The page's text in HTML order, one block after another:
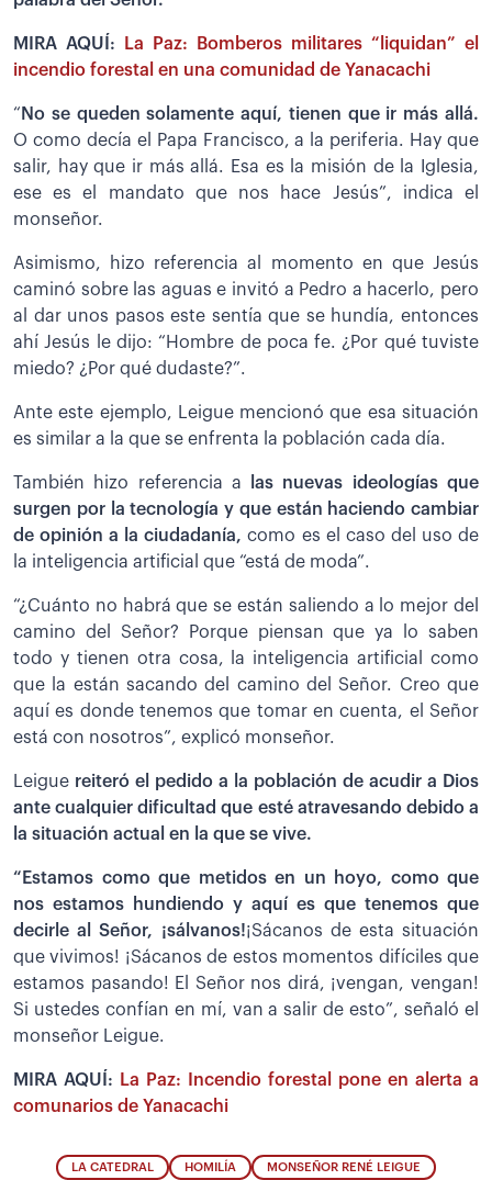
MIRA AQUÍ:
La Paz: Bomberos militares “liquidan” el
incendio forestal en una comunidad de Yanacachi
“ No se queden solamente aquí, tienen que ir más allá.
O como decía el Papa Francisco, a la periferia. Hay que
salir, hay que ir más allá. Esa es la misión de la Iglesia,
ese es el mandato que nos hace Jesús”, indica el
monseñor.
Asimismo, hizo referencia al momento en que Jesús
caminó sobre las aguas e invitó a Pedro a hacerlo, pero
al dar unos pasos este sentía que se hundía, entonces
ahí Jesús le dijo: “Hombre de poca fe. ¿Por qué tuviste
miedo? ¿Por qué dudaste?”.
Ante este ejemplo, Leigue mencionó que esa situación
es similar a la que se enfrenta la población cada día.
También hizo referencia a las nuevas ideologías que
surgen por la tecnología y que están haciendo cambiar
de opinión a la ciudadanía, como es el caso del uso de
la inteligencia artificial que “está de moda”.
“¿Cuánto no habrá que se están saliendo a lo mejor del
camino del Señor? Porque piensan que ya lo saben
todo y tienen otra cosa, la inteligencia artificial como
que la están sacando del camino del Señor. Creo que
aquí es donde tenemos que tomar en cuenta, el Señor
está con nosotros”, explicó monseñor.
Leigue reiteró el pedido a la población de acudir a Dios
ante cualquier dificultad que esté atravesando debido a
la situación actual en la que se vive.
“Estamos como que metidos en un hoyo, como que
nos estamos hundiendo y aquí es que tenemos que
decirle al Señor, ¡sálvanos!¡Sácanos de esta situación
que vivimos! ¡Sácanos de estos momentos difíciles que
estamos pasando! El Señor nos dirá, ¡vengan, vengan!
Si ustedes confían en mí, van a salir de esto”, señaló el
monseñor Leigue.
MIRA AQUÍ:
La Paz: Incendio forestal pone en alerta a
comunarios de Yanacachi
LA CATEDRAL HOMILÍA MONSEÑOR RENÉ LEIGUE